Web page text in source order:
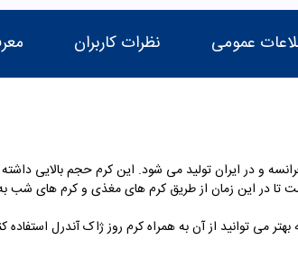
عمومی نظرات کاربران
لیتری تحت لیسانس فرانسه و در ایران تولید می شود. این کرم
تا در این زمان از طریق کرم های مغذی و کرم های شب
می توانید از آن به همراه کرم روز ژاک آندرل استفاده